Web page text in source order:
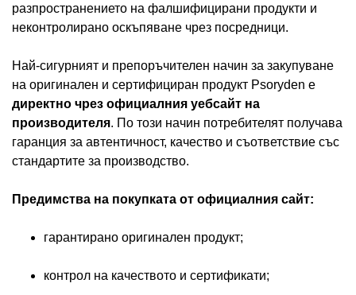
разпространението на фалшифицирани продукти и
неконтролирано оскъпяване чрез посредници.
Най-сигурният и препоръчителен начин за закупуване
на оригинален и сертифициран продукт Psoryden е
директно чрез официалния уебсайт на
производителя. По този начин потребителят получава
гаранция за автентичност, качество и съответствие със
стандартите за производство.
Предимства на покупката от официалния сайт:
гарантирано оригинален продукт;
контрол на качеството и сертификати;